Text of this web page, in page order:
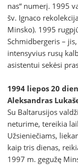
nas“ numerį. 1995
šv. Ignaco
Minsko). 1995
Schmidbergeris –
intensyvius rusų
asistentui sekėsi
1994 liepos 20
Aleksandras
Su Baltarusijos
neturime, tereikia
Užsieniečiams,
kaip tris dienas,
1997 m. gegužę